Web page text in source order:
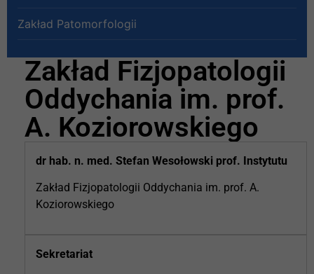
Zakład Patomorfologii
Zakład Fizjopatologii
Oddychania im. prof.
A. Koziorowskiego
dr hab. n. med. Stefan Wesołowski prof. Instytutu
Zakład Fizjopatologii Oddychania im. prof. A.
Koziorowskiego
Sekretariat